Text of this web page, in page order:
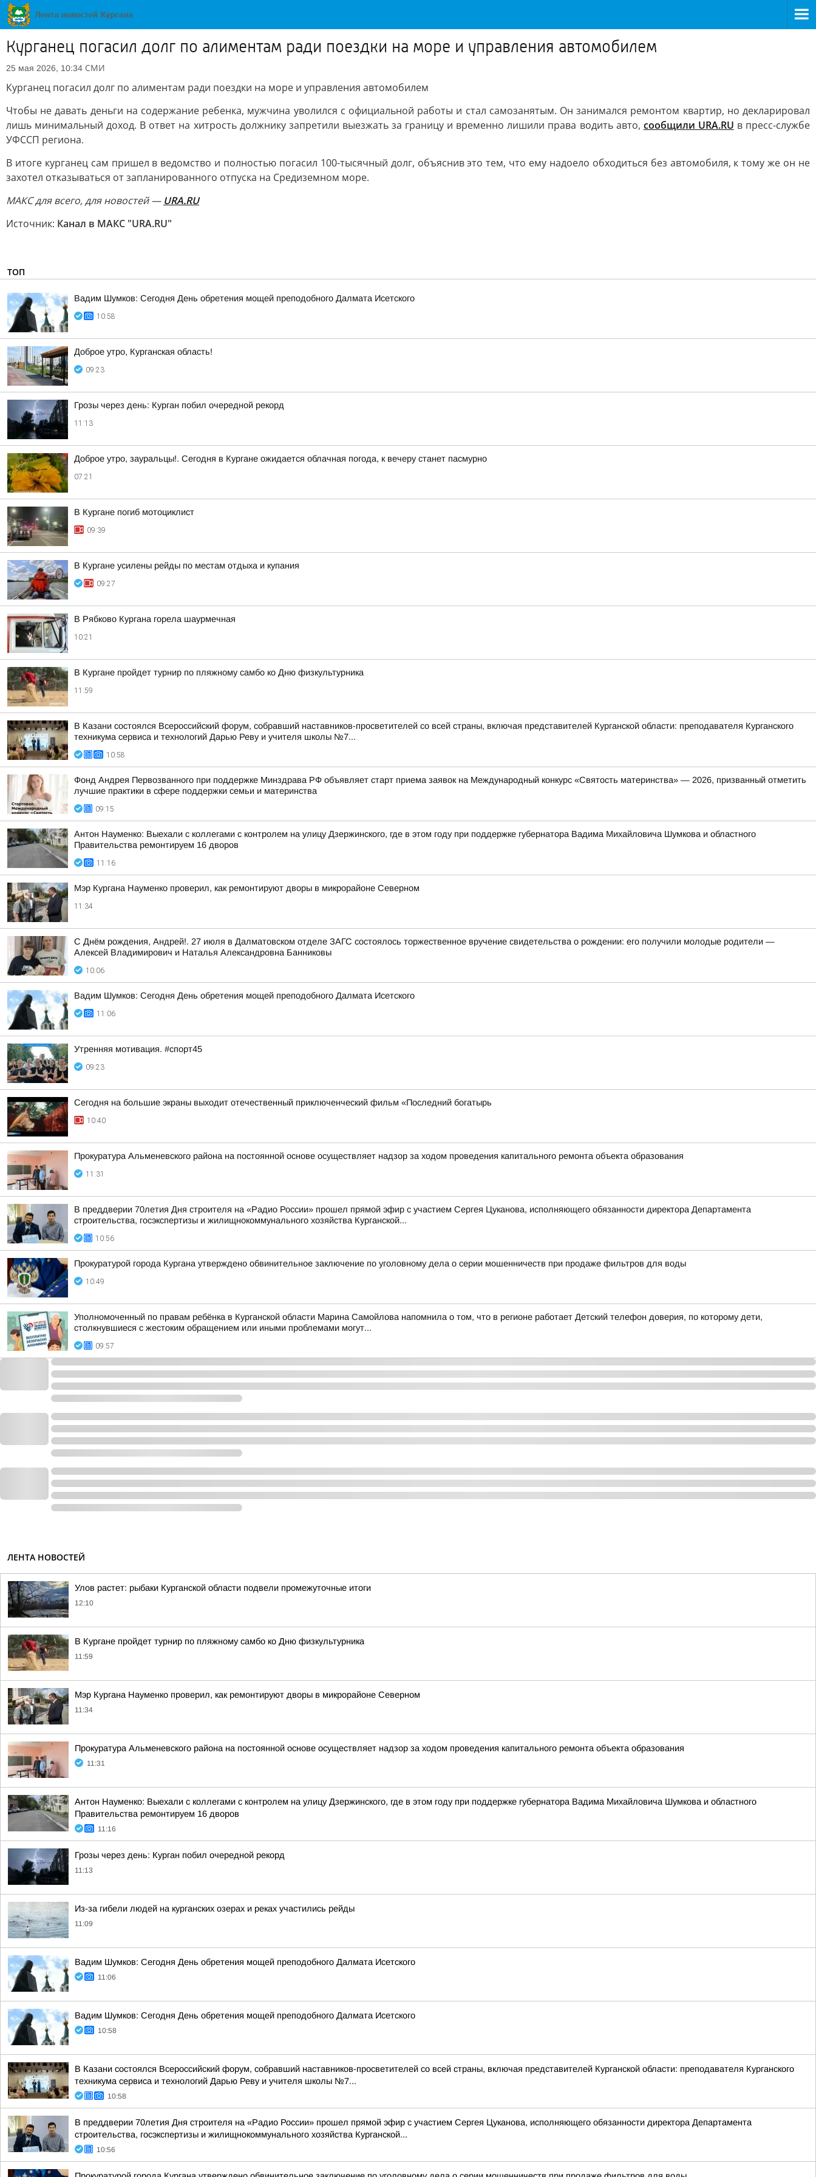
Курганец погасил долг по алиментам ради поездки на море и управления автомобилем
25 мая 2026, 10:34 СМИ
Курганец погасил долг по алиментам ради поездки на море и управления автомобилем
Чтобы не давать деньги на содержание ребенка, мужчина уволился с официальной работы и стал самозанятым. Он занимался ремонтом квартир, но декларировал
лишь минимальный доход. В ответ на хитрость должнику запретили выезжать за границу и временно лишили права водить авто, сообщили URA.RU в пресс-службе
УФССП региона.
В итоге курганец сам пришел в ведомство и полностью погасил 100-тысячный долг, объяснив это тем, что ему надоело обходиться без автомобиля, к тому же он не
захотел отказываться от запланированного отпуска на Средиземном море.
МАКС для всего, для новостей — URA.RU
Источник: Канал в МАКС "URA.RU"
ТОП
Вадим Шумков: Сегодня День обретения мощей преподобного Далмата Исетского
10:58
Доброе утро, Курганская область!
09:23
Грозы через день: Курган побил очередной рекорд
11:13
Доброе утро, зауральцы!. Сегодня в Кургане ожидается облачная погода, к вечеру станет пасмурно
07:21
В Кургане погиб мотоциклист
09:39
В Кургане усилены рейды по местам отдыха и купания
09:27
В Рябково Кургана горела шаурмечная
10:21
В Кургане пройдет турнир по пляжному самбо ко Дню физкультурника
11:59
В Казани состоялся Всероссийский форум, собравший наставников-просветителей со всей страны, включая представителей Курганской области: преподавателя Курганского
техникума сервиса и технологий Дарью Реву и учителя школы №7...
10:58
Фонд Андрея Первозванного при поддержке Минздрава РФ объявляет старт приема заявок на Международный конкурс «Святость материнства» — 2026, призванный отметить
лучшие практики в сфере поддержки семьи и материнства
09:15
Антон Науменко: Выехали с коллегами с контролем на улицу Дзержинского, где в этом году при поддержке губернатора Вадима Михайловича Шумкова и областного
Правительства ремонтируем 16 дворов
11:16
Мэр Кургана Науменко проверил, как ремонтируют дворы в микрорайоне Северном
11:34
С Днём рождения, Андрей!. 27 июля в Далматовском отделе ЗАГС состоялось торжественное вручение свидетельства о рождении: его получили молодые родители —
Алексей Владимирович и Наталья Александровна Банниковы
10:06
Вадим Шумков: Сегодня День обретения мощей преподобного Далмата Исетского
11:06
Утренняя мотивация. #спорт45
09:23
Сегодня на большие экраны выходит отечественный приключенческий фильм «Последний богатырь
10:40
Прокуратура Альменевского района на постоянной основе осуществляет надзор за ходом проведения капитального ремонта объекта образования
11:31
В преддверии 70летия Дня строителя на «Радио России» прошел прямой эфир с участием Сергея Цуканова, исполняющего обязанности директора Департамента
строительства, госэкспертизы и жилищнокоммунального хозяйства Курганской...
10:56
Прокуратурой города Кургана утверждено обвинительное заключение по уголовному дела о серии мошенничеств при продаже фильтров для воды
10:49
Уполномоченный по правам ребёнка в Курганской области Марина Самойлова напомнила о том, что в регионе работает Детский телефон доверия, по которому дети,
столкнувшиеся с жестоким обращением или иными проблемами могут...
09:57
ЛЕНТА НОВОСТЕЙ
Улов растет: рыбаки Курганской области подвели промежуточные итоги
12:10
В Кургане пройдет турнир по пляжному самбо ко Дню физкультурника
11:59
Мэр Кургана Науменко проверил, как ремонтируют дворы в микрорайоне Северном
11:34
Прокуратура Альменевского района на постоянной основе осуществляет надзор за ходом проведения капитального ремонта объекта образования
11:31
Антон Науменко: Выехали с коллегами с контролем на улицу Дзержинского, где в этом году при поддержке губернатора Вадима Михайловича Шумкова и областного
Правительства ремонтируем 16 дворов
11:16
Грозы через день: Курган побил очередной рекорд
11:13
Из-за гибели людей на курганских озерах и реках участились рейды
11:09
Вадим Шумков: Сегодня День обретения мощей преподобного Далмата Исетского
11:06
Вадим Шумков: Сегодня День обретения мощей преподобного Далмата Исетского
10:58
В Казани состоялся Всероссийский форум, собравший наставников-просветителей со всей страны, включая представителей Курганской области: преподавателя Курганского
техникума сервиса и технологий Дарью Реву и учителя школы №7...
10:58
В преддверии 70летия Дня строителя на «Радио России» прошел прямой эфир с участием Сергея Цуканова, исполняющего обязанности директора Департамента
строительства, госэкспертизы и жилищнокоммунального хозяйства Курганской...
10:56